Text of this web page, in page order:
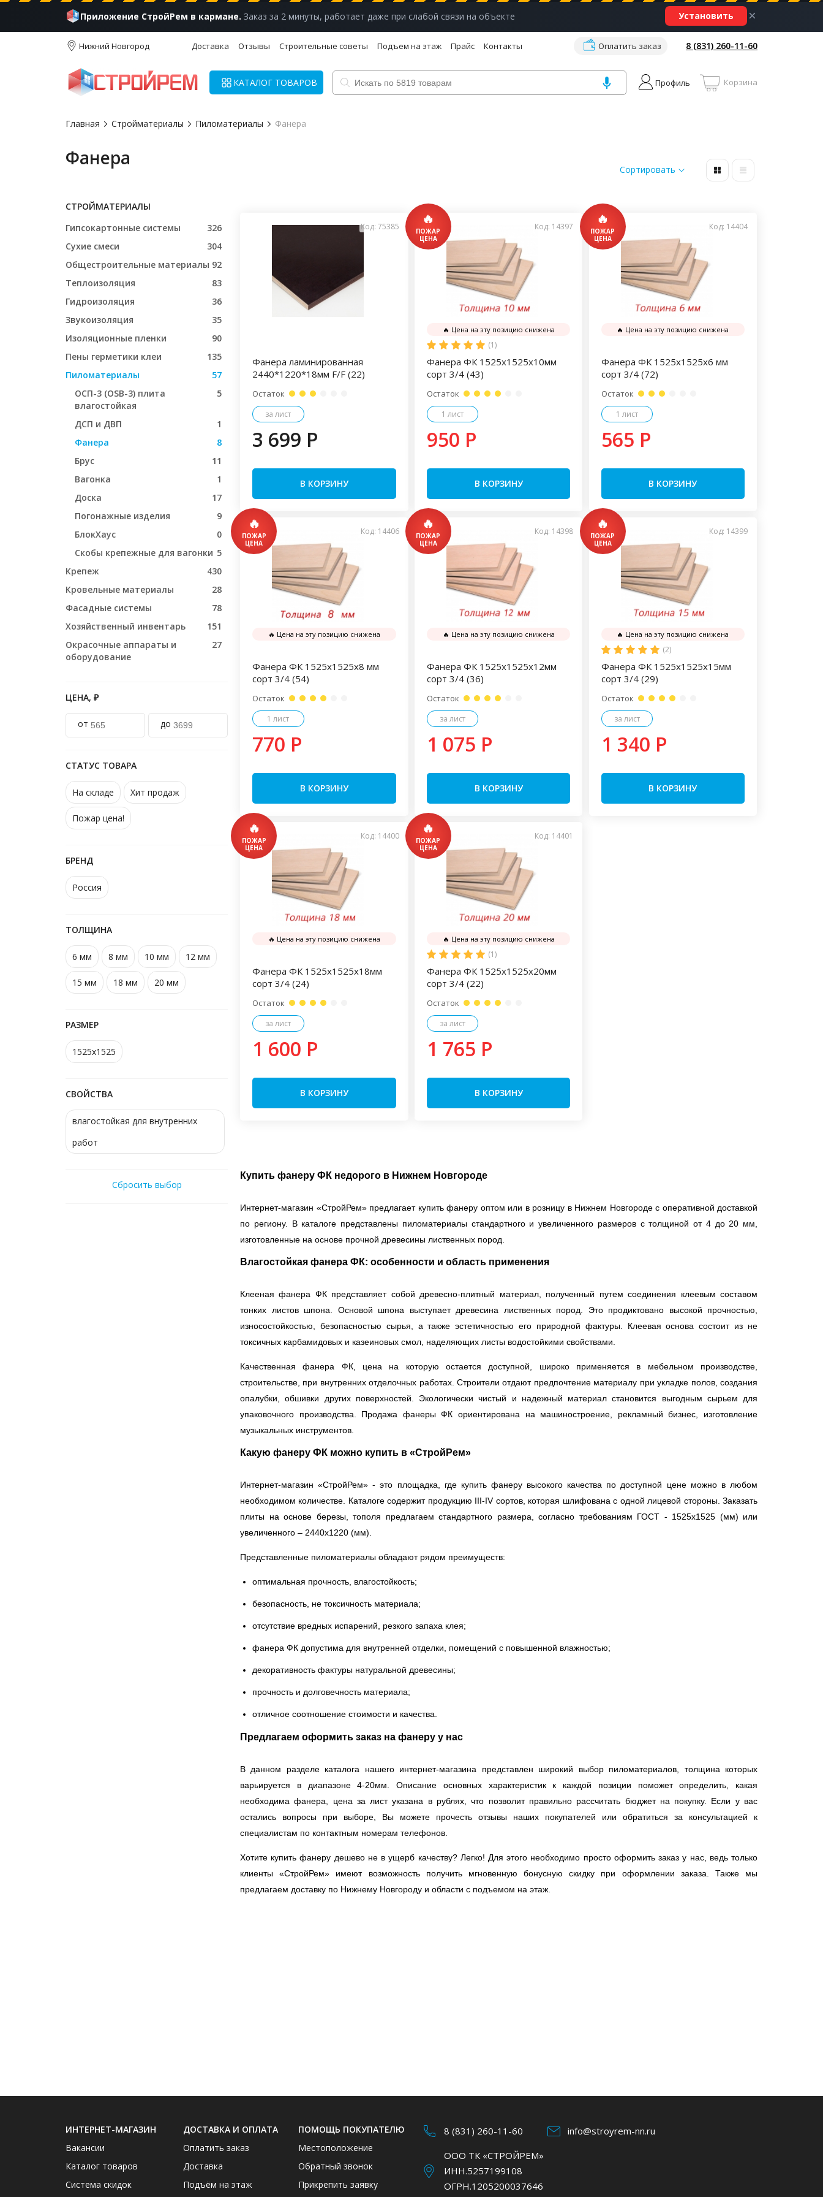
Приложение СтройРем в кармане. Заказ за 2 минуты, работает даже при слабой связи на объекте Установить ×
Нижний Новгород Доставка Отзывы Строительные советы Подъем на этаж Прайс Контакты Оплатить заказ 8 (831) 260-11-60
КАТАЛОГ ТОВАРОВ Профиль Корзина
Главная Стройматериалы Пиломатериалы Фанера
Фанера
Сортировать
СТРОЙМАТЕРИАЛЫ
Гипсокартонные системы
326
Сухие смеси
304
Общестроительные материалы 92
Теплоизоляция
83
Гидроизоляция
36
Звукоизоляция
35
Изоляционные пленки
90
Пены герметики клеи
135
Пиломатериалы
57
ОСП-3 (OSB-3) плита
влагостойкая
5
ДСП и ДВП
1
Фанера
8
Брус
11
Вагонка
1
Доска
17
Погонажные изделия
9
БлокХаус
0
Скобы крепежные для вагонки 5
Крепеж
430
Кровельные материалы
28
Фасадные системы
78
Хозяйственный инвентарь
151
Окрасочные аппараты и
оборудование
27
ЦЕНА, ₽
от до
СТАТУС ТОВАРА
На складе Хит продаж
Пожар цена!
БРЕНД
Россия
ТОЛЩИНА
6 мм 8 мм 10 мм 12 мм
15 мм 18 мм 20 мм
РАЗМЕР
1525х1525
СВОЙСТВА
влагостойкая для внутренних
работ
Сбросить выбор
Код: 75385
Фанера ламинированная
2440*1220*18мм F/F (22)
Остаток
за лист
3 699 P
В КОРЗИНУ
Код: 14397
🔥 Цена на эту позицию снижена
(1)
Фанера ФК 1525х1525х10мм
сорт 3/4 (43)
Остаток
1 лист
950 P
В КОРЗИНУ
Код: 14404
🔥 Цена на эту позицию снижена
Фанера ФК 1525х1525х6 мм
сорт 3/4 (72)
Остаток
1 лист
565 P
В КОРЗИНУ
Код: 14406
🔥 Цена на эту позицию снижена
Фанера ФК 1525х1525х8 мм
сорт 3/4 (54)
Остаток
1 лист
770 P
В КОРЗИНУ
Код: 14398
🔥 Цена на эту позицию снижена
Фанера ФК 1525х1525х12мм
сорт 3/4 (36)
Остаток
за лист
1 075 P
В КОРЗИНУ
Код: 14399
🔥 Цена на эту позицию снижена
(2)
Фанера ФК 1525х1525х15мм
сорт 3/4 (29)
Остаток
за лист
1 340 P
В КОРЗИНУ
Код: 14400
🔥 Цена на эту позицию снижена
Фанера ФК 1525х1525х18мм
сорт 3/4 (24)
Остаток
за лист
1 600 P
В КОРЗИНУ
Код: 14401
🔥 Цена на эту позицию снижена
(1)
Фанера ФК 1525х1525х20мм
сорт 3/4 (22)
Остаток
за лист
1 765 P
В КОРЗИНУ
Купить фанеру ФК недорого в Нижнем Новгороде
Интернет-магазин «СтройРем» предлагает купить фанеру оптом или в розницу в Нижнем Новгороде с оперативной доставкой
по региону. В каталоге представлены пиломатериалы стандартного и увеличенного размеров с толщиной от 4 до 20 мм,
изготовленные на основе прочной древесины лиственных пород.
Влагостойкая фанера ФК: особенности и область применения
Клееная фанера ФК представляет собой древесно-плитный материал, полученный путем соединения клеевым составом
тонких листов шпона. Основой шпона выступает древесина лиственных пород. Это продиктовано высокой прочностью,
износостойкостью, безопасностью сырья, а также эстетичностью его природной фактуры. Клеевая основа состоит из не
токсичных карбамидовых и казеиновых смол, наделяющих листы водостойкими свойствами.
Качественная фанера ФК, цена на которую остается доступной, широко применяется в мебельном производстве,
строительстве, при внутренних отделочных работах. Строители отдают предпочтение материалу при укладке полов, создания
опалубки, обшивки других поверхностей. Экологически чистый и надежный материал становится выгодным сырьем для
упаковочного производства. Продажа фанеры ФК ориентирована на машиностроение, рекламный бизнес, изготовление
музыкальных инструментов.
Какую фанеру ФК можно купить в «СтройРем»
Интернет-магазин «СтройРем» - это площадка, где купить фанеру высокого качества по доступной цене можно в любом
необходимом количестве. Каталоге содержит продукцию III-IV сортов, которая шлифована с одной лицевой стороны. Заказать
плиты на основе березы, тополя предлагаем стандартного размера, согласно требованиям ГОСТ - 1525х1525 (мм) или
увеличенного – 2440х1220 (мм).
Представленные пиломатериалы обладают рядом преимуществ:
оптимальная прочность, влагостойкость;
безопасность, не токсичность материала;
отсутствие вредных испарений, резкого запаха клея;
фанера ФК допустима для внутренней отделки, помещений с повышенной влажностью;
декоративность фактуры натуральной древесины;
прочность и долговечность материала;
отличное соотношение стоимости и качества.
Предлагаем оформить заказ на фанеру у нас
В данном разделе каталога нашего интернет-магазина представлен широкий выбор пиломатериалов, толщина которых
варьируется в диапазоне 4-20мм. Описание основных характеристик к каждой позиции поможет определить, какая
необходима фанера, цена за лист указана в рублях, что позволит правильно рассчитать бюджет на покупку. Если у вас
остались вопросы при выборе, Вы можете прочесть отзывы наших покупателей или обратиться за консультацией к
специалистам по контактным номерам телефонов.
Хотите купить фанеру дешево не в ущерб качеству? Легко! Для этого необходимо просто оформить заказ у нас, ведь только
клиенты «СтройРем» имеют возможность получить мгновенную бонусную скидку при оформлении заказа. Также мы
предлагаем доставку по Нижнему Новгороду и области с подъемом на этаж.
ИНТЕРНЕТ-МАГАЗИН
Вакансии
Каталог товаров
Система скидок
ДОСТАВКА И ОПЛАТА
Оплатить заказ
Доставка
Подъём на этаж
ПОМОЩЬ ПОКУПАТЕЛЮ
Местоположение
Обратный звонок
Прикрепить заявку
8 (831) 260-11-60
info@stroyrem-nn.ru
ООО ТК «СТРОЙРЕМ»
ИНН.5257199108
ОГРН.1205200037646